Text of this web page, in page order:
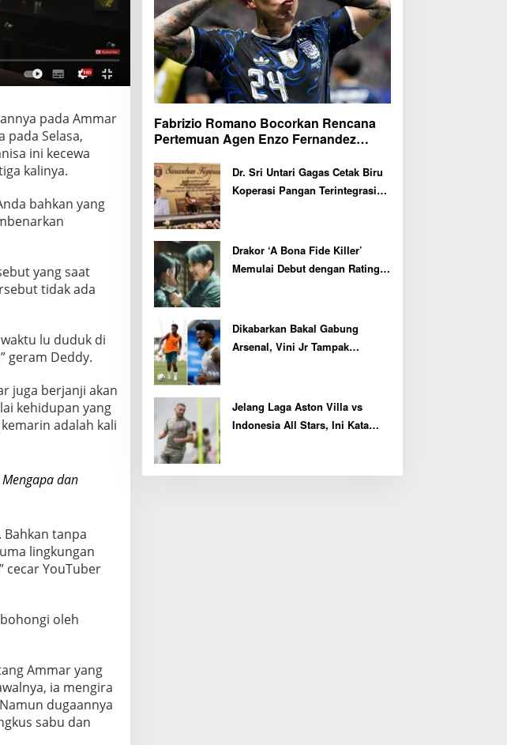
pada Ammar
pada Selasa,
ini kecewa
kalinya.
bahkan yang
yang saat
tidak ada
lu duduk di
geram Deddy.
juga berjanji akan
kehidupan yang
adalah kali
dan
tanpa
lingkungan
cecar YouTuber
oleh
Ammar yang
ia mengira
dugaannya
sabu dan
Fabrizio Romano Bocorkan Rencana
Pertemuan Agen Enzo Fernandez
Dr. Sri Untari Gagas Cetak Biru
Koperasi Pangan Terintegrasi
Drakor ‘A Bona Fide Killer’
Memulai Debut dengan Rating
Dikabarkan Bakal Gabung
Arsenal, Vini Jr Tampak
Jelang Laga Aston Villa vs
Indonesia All Stars, Ini Kata